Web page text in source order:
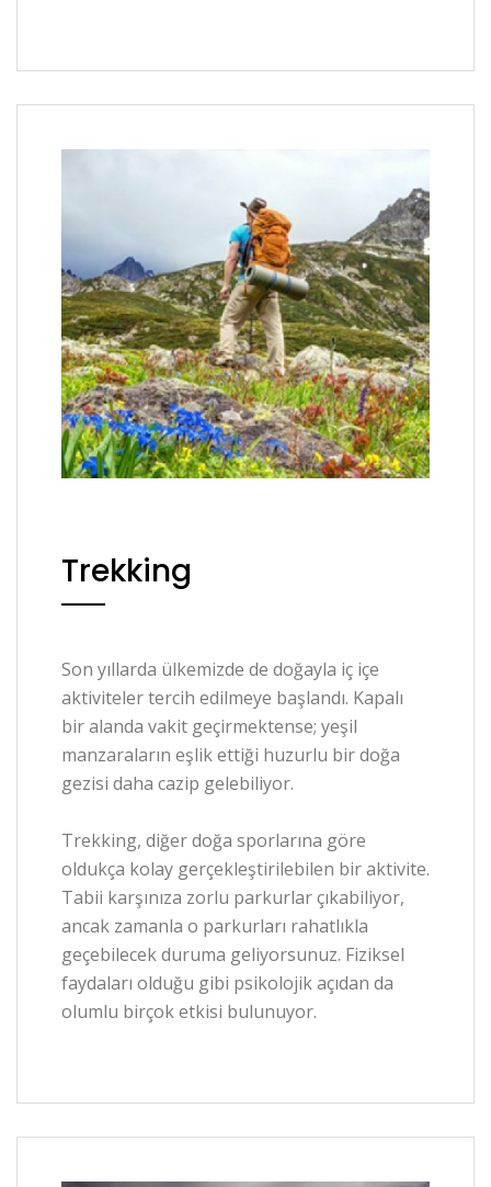
Trekking
Son yıllarda ülkemizde de doğayla iç içe
aktiviteler tercih edilmeye başlandı. Kapalı
bir alanda vakit geçirmektense; yeşil
manzaraların eşlik ettiği huzurlu bir doğa
gezisi daha cazip gelebiliyor.
Trekking, diğer doğa sporlarına göre
oldukça kolay gerçekleştirilebilen bir aktivite.
Tabii karşınıza zorlu parkurlar çıkabiliyor,
ancak zamanla o parkurları rahatlıkla
geçebilecek duruma geliyorsunuz. Fiziksel
faydaları olduğu gibi psikolojik açıdan da
olumlu birçok etkisi bulunuyor.